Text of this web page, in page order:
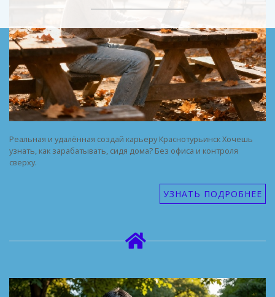
Реальная и удалённая создай карьеру Краснотурьинск Хочешь
узнать, как зарабатывать, сидя дома? Без офиса и контроля
сверху.
УЗНАТЬ ПОДРОБНЕЕ